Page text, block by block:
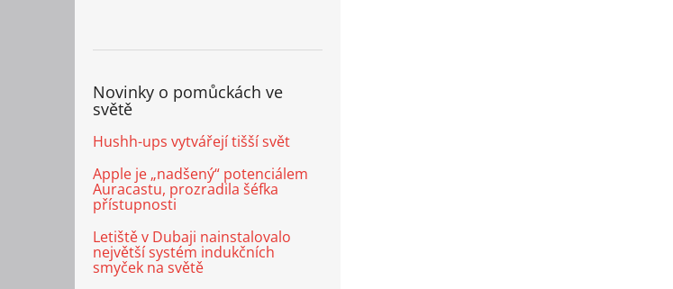
Novinky o pomůckách ve
světě
Hushh-ups vytvářejí tišší svět
Apple je „nadšený“ potenciálem
Auracastu, prozradila šéfka
přístupnosti
Letiště v Dubaji nainstalovalo
největší systém indukčních
smyček na světě